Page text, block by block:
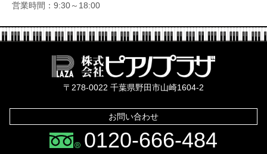
営業時間：9:30～18:00
〒278-0022 千葉県野田市山崎1604-2
お問い合わせ
0120-666-484